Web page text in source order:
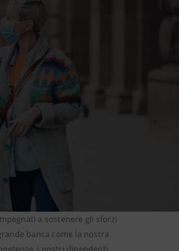
a sostenere gli sforzi
banca come la nostra